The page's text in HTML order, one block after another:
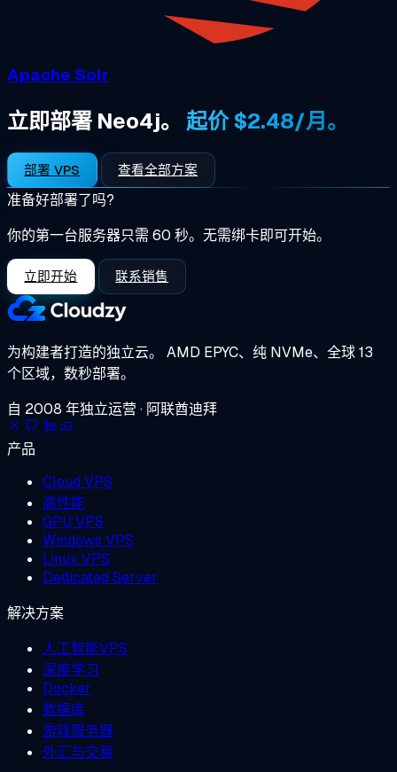
Apache Solr
立即部署 Neo4j。 起价 $2.48/月。
部署 VPS 查看全部方案
准备好部署了吗?
你的第一台服务器只需 60 秒。无需绑卡即可开始。
立即开始 联系销售
为构建者打造的独立云。 AMD EPYC、纯 NVMe、全球 13
个区域，数秒部署。
自 2008 年独立运营 · 阿联酋迪拜
产品
Cloud VPS
高性能
GPU VPS
Windows VPS
Linux VPS
Dedicated Server
解决方案
人工智能VPS
深度学习
Docker
数据库
游戏服务器
外汇与交易